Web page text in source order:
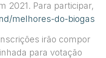
2021. Para participar,
melhores-do-biogas
irão compor
para votação